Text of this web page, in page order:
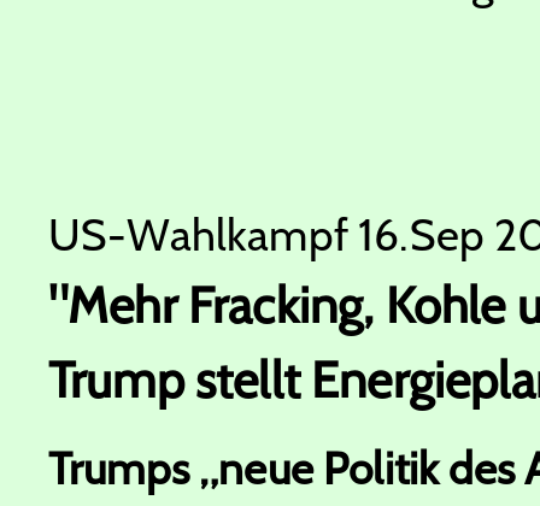
US-Wahlkampf 16.Sep
"Mehr Fracking, Kohle
Trump stellt
Trumps „neue Politik des